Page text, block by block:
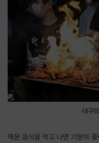
대구
매운 음식을 먹고 나면 기분이